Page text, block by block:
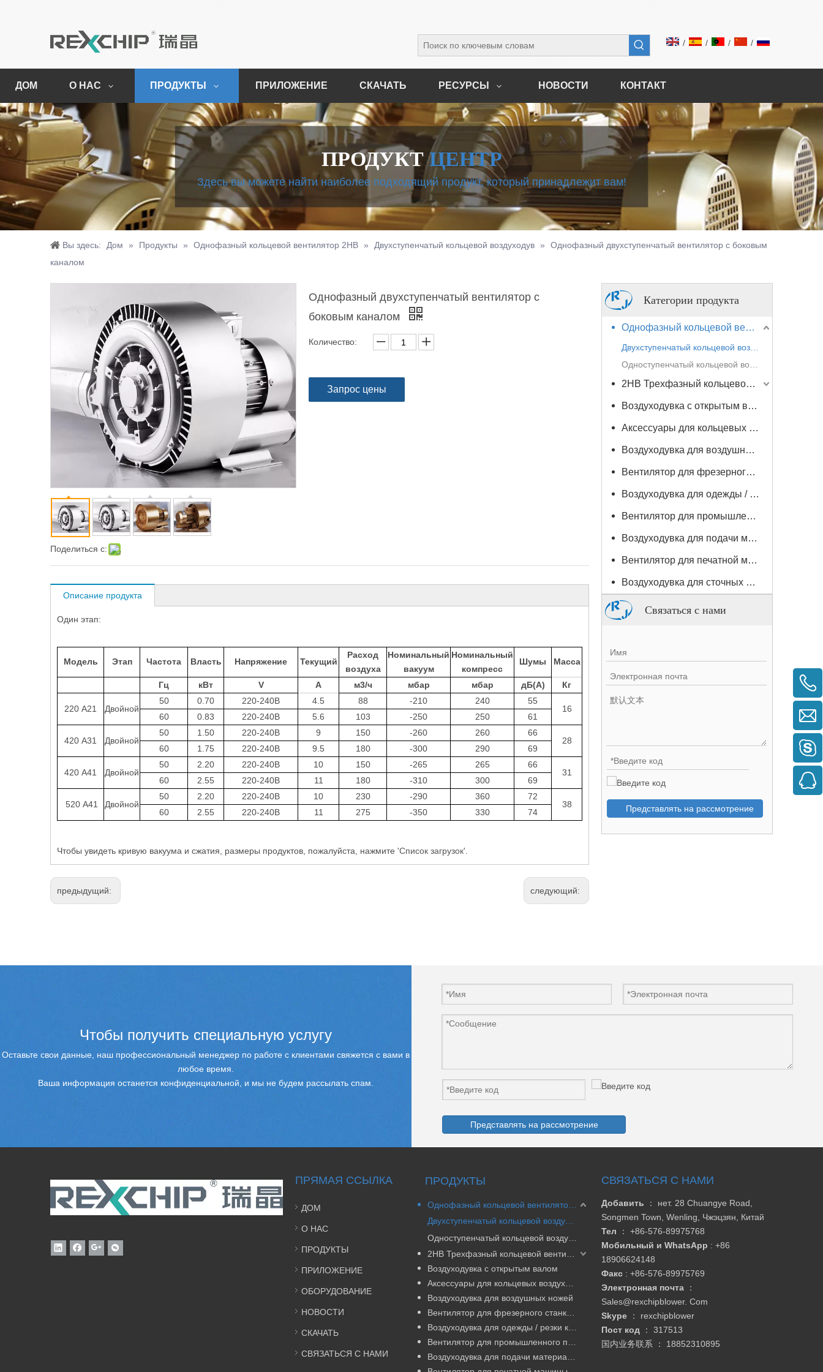
/ / / /
ДОМ О НАС ПРОДУКТЫ ПРИЛОЖЕНИЕ СКАЧАТЬ РЕСУРСЫ НОВОСТИ КОНТАКТ
ПРОДУКТЦЕНТР
Здесь вы можете найти наиболее подходящий продукт, который принадлежит вам!
Вы здесь: Дом » Продукты » Однофазный кольцевой вентилятор 2HB » Двухступенчатый кольцевой воздуходув »
Однофазный двухступенчатый вентилятор с боковым
каналом
Поделиться с:
Однофазный двухступенчатый вентилятор с
боковым каналом
Количество:
Запрос цены
Описание продукта
Один этап:
Модель Этап Частота Власть Напряжение Текущий
Расход
воздуха
Номинальный
вакуум
Номинальный
компресс
Шумы Масса
Гц кВт V A м3/ч мбар мбар дБ(А) Кг
220 А21 Двойной
50 0.70 220-240В 4.5 88 -210 240
55
16
60
0.83 220-240В 5.6 103 -250 250 61
420 А31 Двойной
50 1.50 220-240В 9 150 -260 260
66
28
60
1.75 220-240В 9.5 180 -300 290 69
420 А41 Двойной
50 2.20 220-240В 10 150 -265 265
66
31
60
2.55 220-240В 11 180 -310 300 69
520 А41 Двойной
50 2.20 220-240В 10 230 -290 360
72
38
60
2.55 220-240В 11 275 -350 330 74
Чтобы увидеть кривую вакуума и сжатия, размеры продуктов, пожалуйста, нажмите 'Список загрузок'.
предыдущий: следующий:
Категории продукта
Однофазный кольцевой вентилятор 2HB
2HB Трехфазный кольцевой вентилятор
Воздуходувка с открытым валом
Аксессуары для кольцевых воздуходувок
Воздуходувка для воздушных ножей
Вентилятор для фрезерного станка с ЧПУ / деревообрабатывающего станка
Воздуходувка для одежды / резки кожи / сушильная машина
Вентилятор для промышленного пылесоса
Воздуходувка для подачи материала / вакуумный погрузчик
Вентилятор для печатной машины
Воздуходувка для сточных вод / водоподготовки
Связаться с нами
Представлять на рассмотрение
Чтобы получить специальную услугу
Оставьте свои данные, наш профессиональный менеджер по работе с клиентами свяжется с вами в
любое время.
Ваша информация останется конфиденциальной, и мы не будем рассылать спам.
Представлять на рассмотрение
ПРЯМАЯ ССЫЛКА
ДОМ
О НАС
ПРОДУКТЫ
ПРИЛОЖЕНИЕ
ОБОРУДОВАНИЕ
НОВОСТИ
СКАЧАТЬ
СВЯЗАТЬСЯ С НАМИ
ПРОДУКТЫ
Воздуходувка с открытым валом
Воздуходувка для воздушных ножей
СВЯЗАТЬСЯ С НАМИ
Добавить
： нет. 28 Chuangye Road,
Songmen Town, Wenling, Чжэцзян, Китай
Тел
： +86-576-89975768
Мобильный и WhatsApp : +86
18906624148
Факс : +86-576-89975769
Электронная почта
：
Sales@rexchipblower. Com
Skype
： rexchipblower
Пост код
： 317513
国内业务联系 ： 18852310895